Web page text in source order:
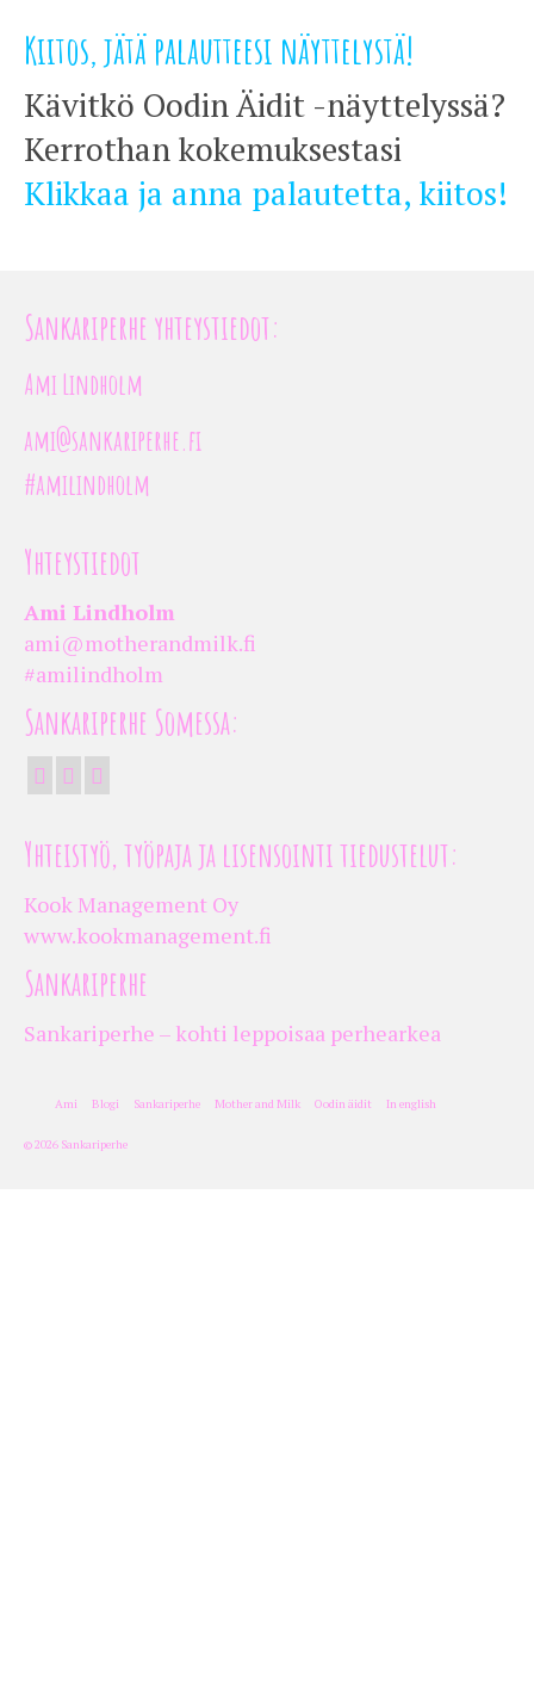
Kiitos, jätä palautteesi näyttelystä!
Kävitkö Oodin Äidit -näyttelyssä?
Kerrothan kokemuksestasi
Klikkaa ja anna palautetta, kiitos!
Sankariperhe yhteystiedot:
Ami Lindholm
ami@sankariperhe.fi
#amilindholm
Yhteystiedot
Ami Lindholm
ami@motherandmilk.fi
#amilindholm
Sankariperhe Somessa:
Yhteistyö, työpaja ja lisensointi tiedustelut:
Kook Management Oy
www.kookmanagement.fi
Sankariperhe
Sankariperhe – kohti leppoisaa perhearkea
Ami Blogi Sankariperhe Mother and Milk Oodin äidit In english
© 2026 Sankariperhe